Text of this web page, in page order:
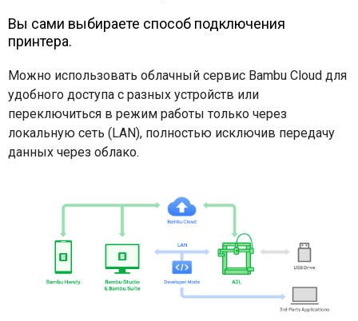
Вы сами выбираете способ подключения
принтера.
Можно использовать облачный сервис Bambu Cloud для
удобного доступа с разных устройств или
переключиться в режим работы только через
локальную сеть (LAN), полностью исключив передачу
данных через облако.